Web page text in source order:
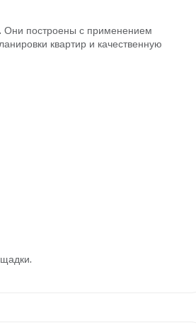
Они построены с применением
квартир и качественную